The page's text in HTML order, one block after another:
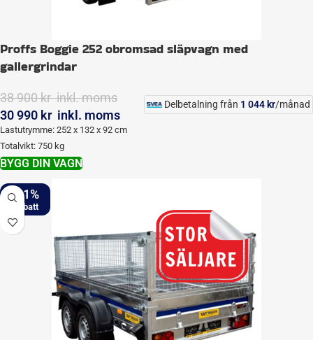
Proffs Boggie 252 obromsad släpvagn med
gallergrindar
38 900kr inkl. moms
30 990 kr inkl. moms
Delbetalning från 1 044 kr/månad
Lastutrymme: 252 x 132 x 92 cm
Totalvikt: 750 kg
BYGG DIN VAGN
-21%